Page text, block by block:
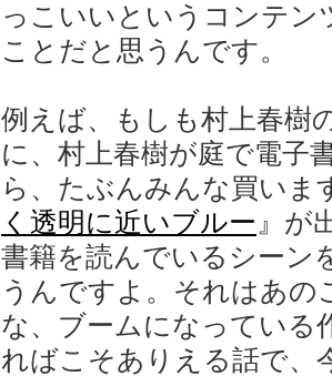
っこいいというコンテ
ことだと思うんです。
例えば、もしも村上春樹
に、村上春樹が庭で電子
ら、たぶんみんな買いま
く透明に近いブルー 』が
書籍を読んでいるシーン
うんですよ。それはあの
な、ブームになっている
ればこそありえる話で、